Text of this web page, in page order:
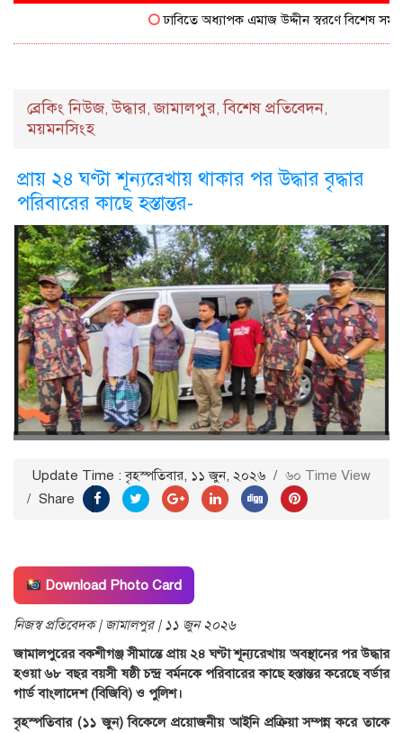
ঢাবিতে অধ্যাপক এমাজ উদ্দীন স্বরণে বিশেষ
ব্রেকিং নিউজ,উদ্ধার,জামালপুর,বিশেষ প্রতিবেদন,
ময়মনসিংহ
প্রায় ২৪ ঘণ্টা শূন্যরেখায় থাকার পর উদ্ধার বৃদ্ধার
পরিবারের কাছে হস্তান্তর-
Update Time : বৃহস্পতিবার, ১১ জুন, ২০২৬ / ৬০ Time View
/ Share
Download Photo Card
নিজস্ব প্রতিবেদক | জামালপুর | ১১ জুন ২০২৬
জামালপুরের বকশীগঞ্জ সীমান্তে প্রায় ২৪ ঘণ্টা শূন্যরেখায় অবস্থানের পর উদ্ধার
হওয়া ৬৮ বছর বয়সী ষষ্ঠী চন্দ্র বর্মনকে পরিবারের কাছে হস্তান্তর করেছে বর্ডার
গার্ড বাংলাদেশ (বিজিবি) ও পুলিশ।
বৃহস্পতিবার (১১ জুন) বিকেলে প্রয়োজনীয় আইনি প্রক্রিয়া সম্পন্ন করে তাকে